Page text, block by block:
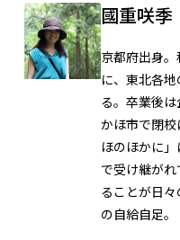
國重咲
京都府出身
に、東北各
る。卒業後
かほ市で閉
ほのほかに
で受け継が
ることが日
の自給自足。